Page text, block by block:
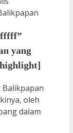
yang
oleh
dalam